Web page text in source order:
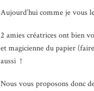
Aujourd’hui comme je vous
2 amies créatrices ont bien
et magicienne du papier
aussi !
Nous vous proposons donc